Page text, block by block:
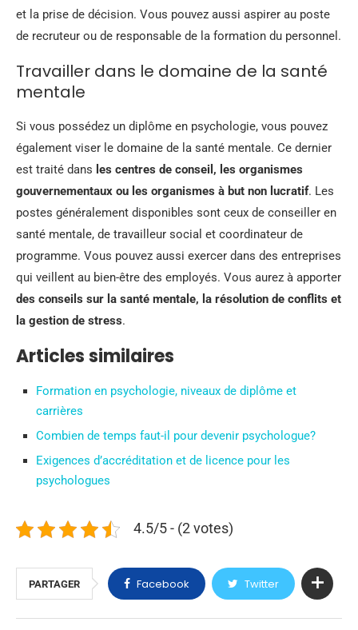
et la prise de décision. Vous pouvez aussi aspirer au poste
de recruteur ou de responsable de la formation du personnel.
Travailler dans le domaine de la santé
mentale
Si vous possédez un diplôme en psychologie, vous pouvez
également viser le domaine de la santé mentale. Ce dernier
est traité dans les centres de conseil, les organismes
gouvernementaux ou les organismes à but non lucratif. Les
postes généralement disponibles sont ceux de conseiller en
santé mentale, de travailleur social et coordinateur de
programme. Vous pouvez aussi exercer dans des entreprises
qui veillent au bien-être des employés. Vous aurez à apporter
des conseils sur la santé mentale, la résolution de conflits et
la gestion de stress.
Articles similaires
Formation en psychologie, niveaux de diplôme et
carrières
Combien de temps faut-il pour devenir psychologue?
Exigences d’accréditation et de licence pour les
psychologues
4.5/5 - (2 votes)
PARTAGER Facebook Twitter